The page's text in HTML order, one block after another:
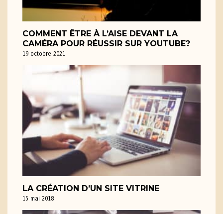
COMMENT ÊTRE À L’AISE DEVANT LA
CAMÉRA POUR RÉUSSIR SUR YOUTUBE?
19 octobre 2021
LA CRÉATION D’UN SITE VITRINE
15 mai 2018